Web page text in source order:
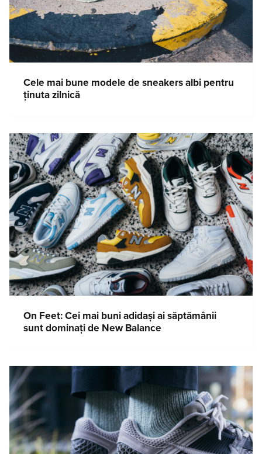
Cele mai bune modele de sneakers albi pentru
ținuta zilnică
On Feet: Cei mai buni adidași ai săptămânii
sunt dominați de New Balance